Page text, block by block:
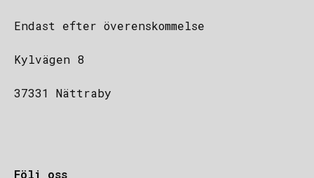
Endast efter överenskommelse
Kylvägen 8
37331 Nättraby
Följ oss